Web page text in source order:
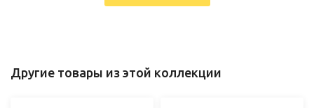
Другие товары из этой коллекции